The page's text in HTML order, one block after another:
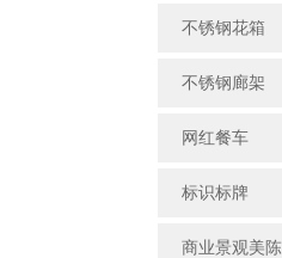
不锈钢花箱
不锈钢廊架
网红餐车
标识标牌
商业景观美陈